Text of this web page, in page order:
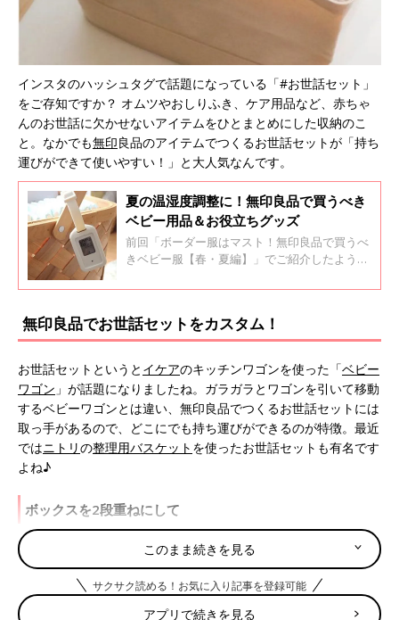
インスタのハッシュタグで話題になっている「#お世話セット」
をご存知ですか？ オムツやおしりふき、ケア用品など、赤ちゃ
んのお世話に欠かせないアイテムをひとまとめにした収納のこ
と。なかでも無印良品のアイテムでつくるお世話セットが「持ち
運びができて使いやすい！」と大人気なんです。
夏の温湿度調整に！無印良品で買うべき
ベビー用品＆お役立ちグッズ
前回「ボーダー服はマスト！無印良品で買うべ
きベビー服【春・夏編】」でご紹介したよう
回は、無印良品で手に入るベビー用品＆お役立
無印良品でお世話セットをカスタム！
お世話セットというと イケアのキッチンワゴンを使った「ベビー
ワゴン 」が話題になりましたね。ガラガラとワゴンを引いて移動
するベビーワゴンとは違い、無印良品でつくるお世話セットには
取っ手があるので、どこにでも持ち運びができるのが特徴。最近
ではニトリの整理用バスケット を使ったお世話セットも有名です
よね♪
ボックスを2段重ねにして
このまま続きを見る
サクサク読める！お気に入り記事を登録可能
アプリで続きを見る